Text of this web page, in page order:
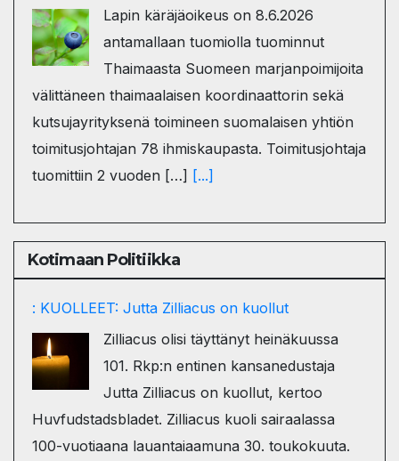
Lapin käräjäoikeus on 8.6.2026
antamallaan tuomiolla tuominnut
Thaimaasta Suomeen marjanpoimijoita
välittäneen thaimaalaisen koordinaattorin sekä
kutsujayrityksenä toimineen suomalaisen yhtiön
toimitusjohtajan 78 ihmiskaupasta. Toimitusjohtaja
tuomittiin 2 vuoden […] [...]
Kotimaan Politiikka
: KUOLLEET: Jutta Zilliacus on kuollut
Zilliacus olisi täyttänyt heinäkuussa
101. Rkp:n entinen kansanedustaja
Jutta Zilliacus on kuollut, kertoo
Huvfudstadsbladet. Zilliacus kuoli sairaalassa
100-vuotiaana lauantaiaamuna 30. toukokuuta.